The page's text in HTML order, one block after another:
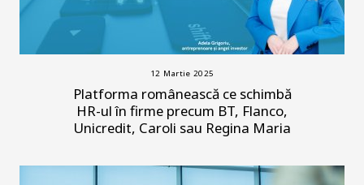
12 Martie 2025
Platforma românească ce schimbă
HR-ul în firme precum BT, Flanco,
Unicredit, Caroli sau Regina Maria